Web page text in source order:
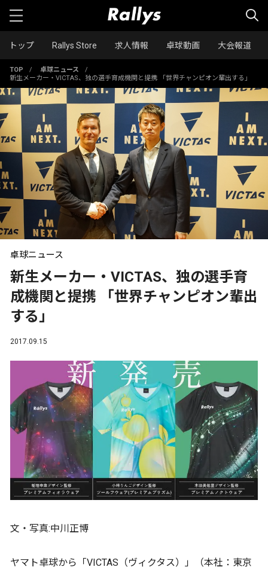
トップ Rallys Store 求人情報 卓球動画 大会報道
TOP / 卓球ニュース
/
新生メーカー・VICTAS、独の選手育成機関と提携 「世界チャンピオン輩出する」
卓球ニュース
新生メーカー・VICTAS、独の選手育
成機関と提携 「世界チャンピオン輩出
する」
2017.09.15
文・写真:中川正博
ヤマト卓球から「VICTAS（ヴィクタス）」（本社：東京